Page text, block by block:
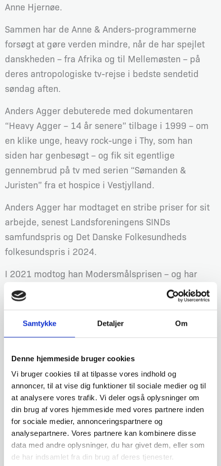
Samtykke Detaljer Om
Denne hjemmeside bruger cookies
Vi bruger cookies til at tilpasse vores indhold og
annoncer, til at vise dig funktioner til sociale medier og til
at analysere vores trafik. Vi deler også oplysninger om
din brug af vores hjemmeside med vores partnere inden
for sociale medier, annonceringspartnere og
analysepartnere. Vores partnere kan kombinere disse
data med andre oplysninger, du har givet dem, eller som
de har indsamlet fra din brug af deres tjenester.
Anne Hjernøe.
Sammen har de Anne & Anders-programmerne
forsøgt at gøre verden mindre, når de har spejlet
danskheden – fra Afrika og til Mellemøsten – på
deres antropologiske tv-rejse i bedste sendetid
søndag aften.
Anders Agger debuterede med dokumentaren
“Heavy Agger – 14 år senere” tilbage i 1999 – om
en klike unge, heavy rock-unge i Thy, som han
siden har genbesøgt – og fik sit egentlige
gennembrud på tv med serien “Sømanden &
Juristen” fra et hospice i Vestjylland.
Anders Agger har modtaget en stribe priser for sit
arbejde, senest Landsforeningens SINDs
samfundspris og Det Danske Folkesundheds
folkesundspris i 2024.
I 2021 modtog han Modersmålsprisen – og har
desuden udgivet bogen “Kærlighed” med
fotografen Mingo Nørager.
Foredragslængde: ca. 1 time og 20 minutter, uden
pause.
Program
Kl. 17.30 Spisning for dem der har tilkøbt
showmenu
Kl. 18.30 Dørene åbner til foredragssalen
Kl. 19.00 Foredraget starter
Kl. 20.20 Forventet afslutning
Spisning inden foredraget: